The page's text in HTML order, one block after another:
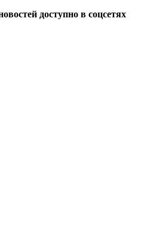
доступно в соцсетях